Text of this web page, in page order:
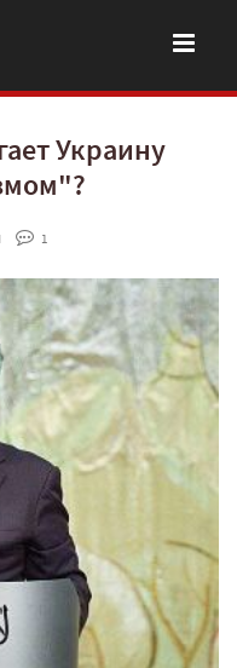
Украину
1